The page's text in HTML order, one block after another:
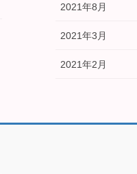
2021年8月
2021年3月
2021年2月